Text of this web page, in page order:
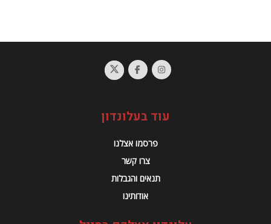
עוד בעלונדון
פרסמו אצלנו
צרו קשר
תנאים והגבלות
אודותינו